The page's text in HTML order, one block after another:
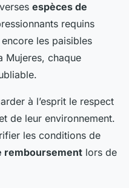
espèces de
requins
les paisibles
Mujeres, chaque
à l’esprit le respect
de leur environnement.
les conditions de
remboursement lors de